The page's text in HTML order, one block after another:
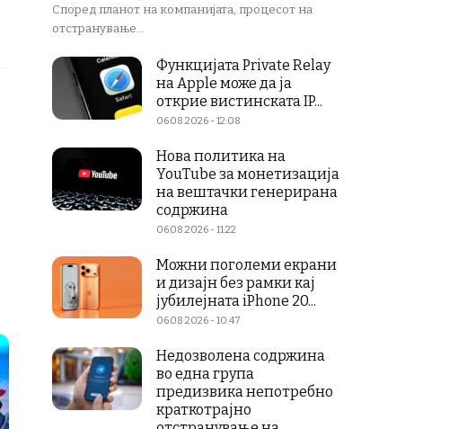
Според планот на компанијата, процесот на
отстранување...
Функцијата Private Relay
на Apple може да ја
открие вистинската IP...
06.08.2026 - 12:08
Нова политика на
YouTube за монетизација
на вештачки генерирана
содржина
06.08.2026 - 11:22
Можни поголеми екрани
и дизајн без рамки кај
јубилејната iPhone 20...
06.08.2026 - 10:47
Недозволена содржина
во една група
предизвика непотребно
краткотрајно